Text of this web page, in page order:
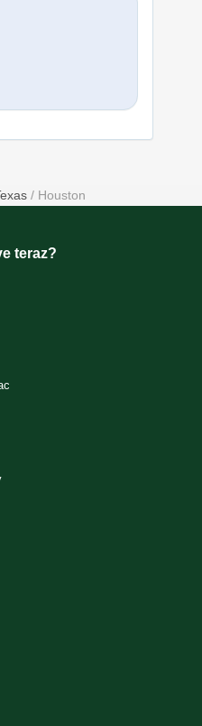
/ Houston
teraz?